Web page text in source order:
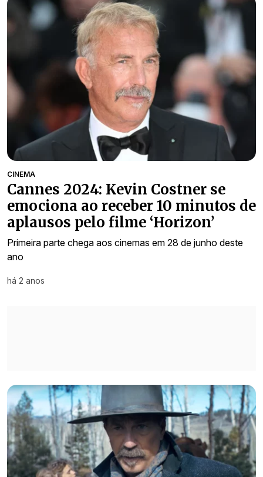
CINEMA
Cannes 2024: Kevin Costner se
emociona ao receber 10 minutos de
aplausos pelo filme ‘Horizon’
Primeira parte chega aos cinemas em 28 de junho deste
ano
há 2 anos